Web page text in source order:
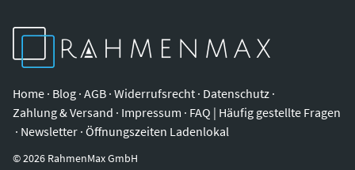
Home · Blog · AGB · Widerrufsrecht · Datenschutz ·
Zahlung & Versand · Impressum · FAQ | Häufig gestellte Fragen
· Newsletter · Öffnungszeiten Ladenlokal
©2026 RahmenMax GmbH